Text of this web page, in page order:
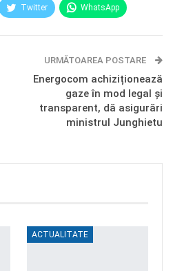
Twitter WhatsApp
URMĂTOAREA POSTARE
Energocom achiziționează
gaze în mod legal și
transparent, dă asigurări
ministrul Junghietu
ACTUALITATE